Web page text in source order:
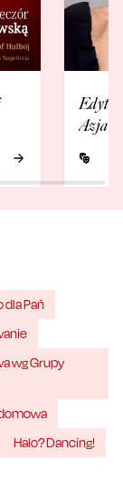
Edyta
Azja
dla Pań
wg Grupy
Halo? Dancing!